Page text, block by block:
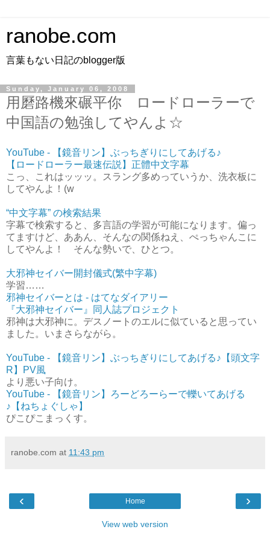
ranobe.com
言葉もない日記のblogger版
Sunday, January 06, 2008
用磿路機來碾平你 ロードローラーで
中国語の勉強してやんよ☆
YouTube - 【鏡音リン】ぶっちぎりにしてあげる♪
【ロードローラー最速伝説】正體中文字幕
こっ、これはッッッ。スラング多めっていうか、洗衣板に
してやんよ！(w
“中文字幕” の検索結果
字幕で検索すると、多言語の学習が可能になります。偏っ
てますけど、ああん、そんなの関係ねえ、ぺっちゃんこに
してやんよ！ そんな勢いで、ひとつ。
大邪神セイバー開封儀式(繁中字幕)
学習……
邪神セイバーとは - はてなダイアリー
『大邪神セイバー』同人誌プロジェクト
邪神は大邪神に。デスノートのエルに似ていると思ってい
ました。いまさらながら。
YouTube - 【鏡音リン】ぶっちぎりにしてあげる♪【頭文字
R】PV風
より悪い子向け。
YouTube - 【鏡音リン】ろーどろーらーで轢いてあげる
♪【ねちょぐしゃ】
ぴこぴこまっくす。
ranobe.com at 11:43 pm
‹ ›
Home
View web version